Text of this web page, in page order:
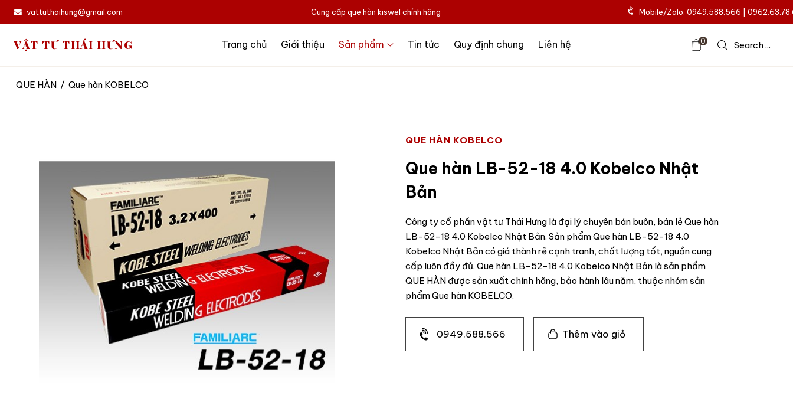
vattuthaihung@gmail.com Cung cấp que hàn kiswel chính hãng Mobile/Zalo: 0949.588.566 |
VẬT TƯ THÁI HƯNG Trang chủ Giới thiệu Sản phẩm Tin tức Quy định chung Liên hệ 0 Search ...
QUE HÀN / Que hàn KOBELCO
QUE HÀN KOBELCO
Que hàn LB-52-18 4.0 Kobelco Nhật
Bản
Công ty cổ phần vật tư Thái Hưng là đại lý chuyên bán buôn, bán lẻ Que hàn
LB-52-18 4.0 Kobelco Nhật Bản. Sản phẩm Que hàn LB-52-18 4.0
Kobelco Nhật Bản có giá thành rẻ cạnh tranh, chất lượng tốt, nguồn cung
cấp luôn đầy đủ. Que hàn LB-52-18 4.0 Kobelco Nhật Bản là sản phẩm
QUE HÀN được sản xuất chính hãng, bảo hành lâu năm, thuộc nhóm sản
phẩm Que hàn KOBELCO.
0949.588.566 Thêm vào giỏ